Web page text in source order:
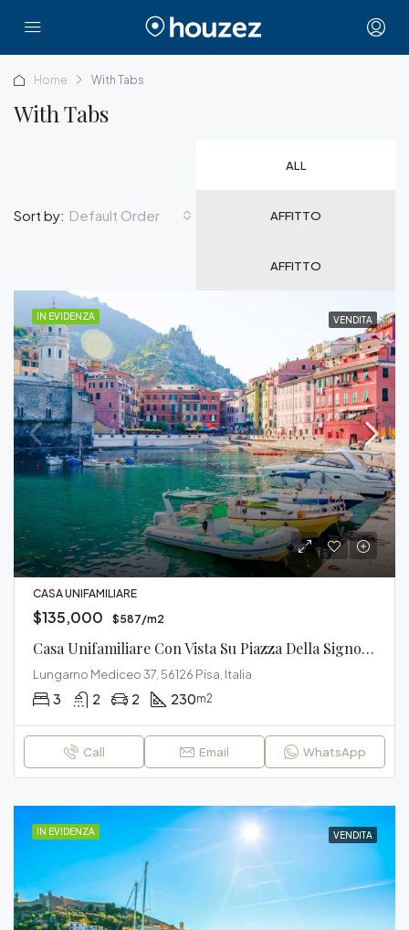
Home With Tabs
With Tabs
ALL
AFFITTO
AFFITTO
Sort by: Default Order
IN EVIDENZA VENDITA
CASA UNIFAMILIARE
$135,000 $587/m2
Casa Unifamiliare Con Vista Su Piazza Della Signoria
Lungarno Mediceo 37, 56126 Pisa, Italia
3 2 2 230m2
Call Email WhatsApp
IN EVIDENZA VENDITA